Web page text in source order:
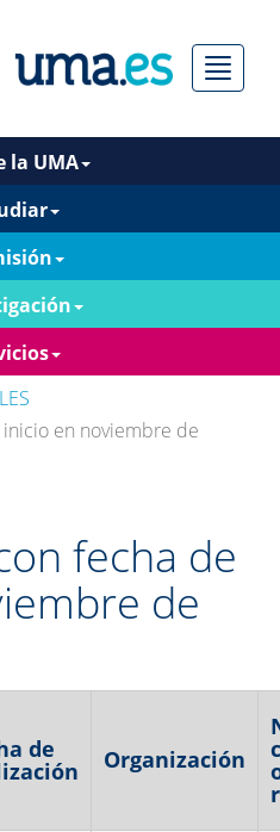
Menú
la UMA
en noviembre de
fecha de
de
de Organización